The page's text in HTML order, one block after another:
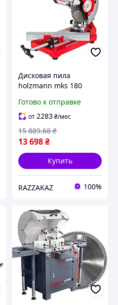
Дисковая пила
holzmann mks 180
металла 180 мм с
поворотными тисками
резка под углом
Готово к отправке
от2283₴/мес
13 698₴
15 889.68 ₴
Купить
RAZZAKAZ 100%